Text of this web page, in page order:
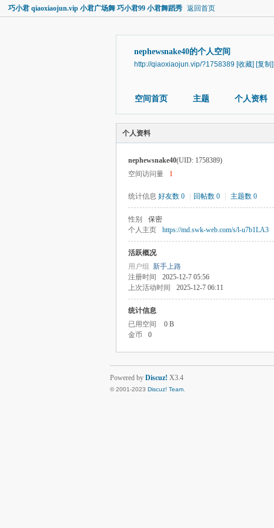
巧小君 qiaoxiaojun.vip 小君广场舞 巧小君99 小君舞蹈秀 返回首页
nephewsnake40的个人空间
http://qiaoxiaojun.vip/?1758389 [收藏] [复制]
空间首页 主题 个人资料
个人资料
nephewsnake40(UID: 1758389)
空间访问量
1
统计信息 好友数 0 回帖数 0 主题数 0
性别 保密
个人主页
https://md.swk-web.com/s/l-u7b1LA3
活跃概况
用户组 新手上路
注册时间
2025-12-7 05:56
上次活动时间
2025-12-7 06:11
统计信息
已用空间
0 B
金币
0
Powered by Discuz! X3.4
© 2001-2023 Discuz! Team